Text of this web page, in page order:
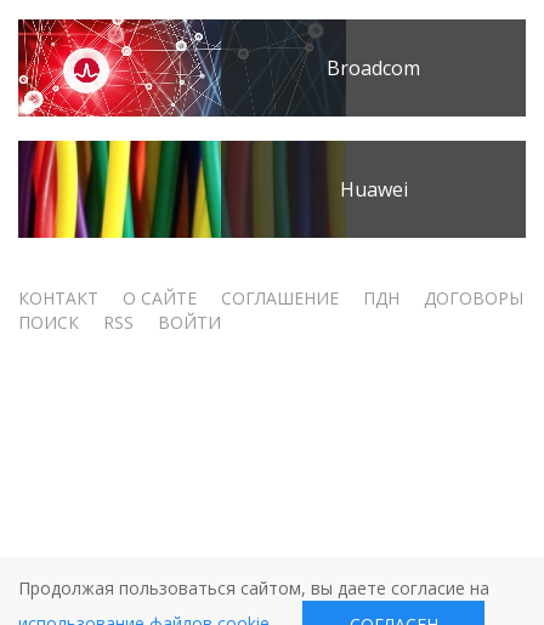
Broadcom
Huawei
Меню
КОНТАКТ О САЙТЕ СОГЛАШЕНИЕ ПДН
ДОГОВОРЫ
ПОИСК
RSS ВОЙТИ
Продолжая пользоваться сайтом, вы даете согласие на